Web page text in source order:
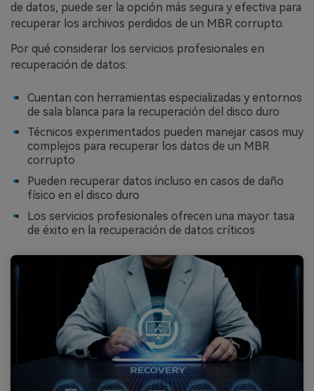
de datos, puede ser la opción más segura y efectiva para
recuperar los archivos perdidos de un MBR corrupto.󠀲󠀡󠀩󠀣󠀡󠀩󠀣󠀤󠀩󠀳
Por qué considerar los servicios profesionales en
recuperación de datos:󠀲󠀡󠀩󠀣󠀡󠀩󠀣󠀥󠀠󠀳
Cuentan con herramientas especializadas y entornos
de sala blanca para la recuperación del disco duro
Técnicos experimentados pueden manejar casos muy
complejos para recuperar los datos de un MBR
corrupto
Pueden recuperar datos incluso en casos de daño
físico en el disco duro
Los servicios profesionales ofrecen una mayor tasa
de éxito en la recuperación de datos críticos